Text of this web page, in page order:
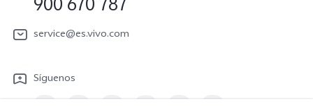
Actualizar registro
Instrucciones de Garantía
Centro de privacidad de vivo
900 670 787
service@es.vivo.com
Síguenos